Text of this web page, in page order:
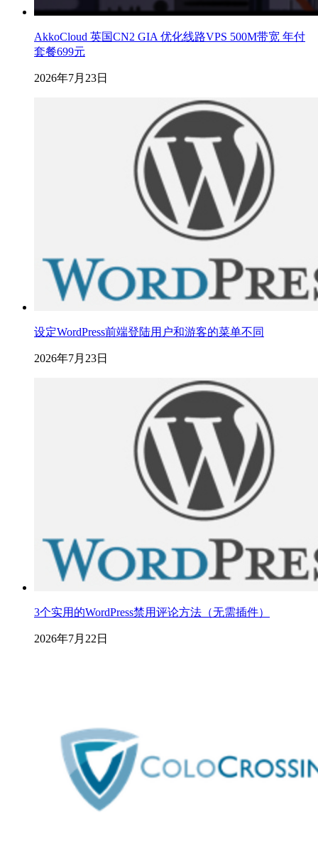
AkkoCloud 英国CN2 GIA 优化线路VPS 500M带宽 年付
套餐699元
2026年7月23日
设定WordPress前端登陆用户和游客的菜单不同
2026年7月23日
3个实用的WordPress禁用评论方法（无需插件）
2026年7月22日